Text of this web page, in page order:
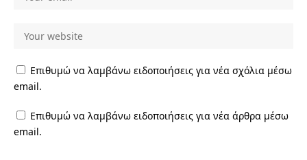
Επιθυμώ να λαμβάνω ειδοποιήσεις για νέα σχόλια μέσω
email.
Επιθυμώ να λαμβάνω ειδοποιήσεις για νέα άρθρα μέσω
email.